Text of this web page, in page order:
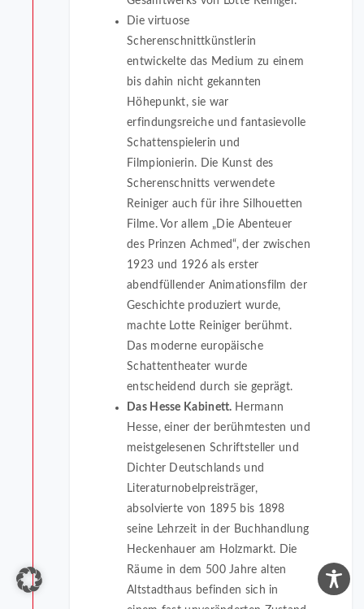
Die virtuose
Scherenschnittkünstlerin
entwickelte das Medium zu einem
bis dahin nicht gekannten
Höhepunkt, sie war
erfindungsreiche und fantasievolle
Schattenspielerin und
Filmpionierin. Die Kunst des
Scherenschnitts verwendete
Reiniger auch für ihre Silhouetten
Filme. Vor allem „Die Abenteuer
des Prinzen Achmed“, der zwischen
1923 und 1926 als erster
abendfüllender Animationsfilm der
Geschichte produziert wurde,
machte Lotte Reiniger berühmt.
Das moderne europäische
Schattentheater wurde
entscheidend durch sie geprägt.
Das Hesse Kabinett. Hermann
Hesse, einer der berühmtesten und
meistgelesenen Schriftsteller und
Dichter Deutschlands und
Literaturnobelpreisträger,
absolvierte von 1895 bis 1898
seine Lehrzeit in der Buchhandlung
Heckenhauer am Holzmarkt. Die
Räume in dem 500 Jahre alten
Altstadthaus befinden sich in